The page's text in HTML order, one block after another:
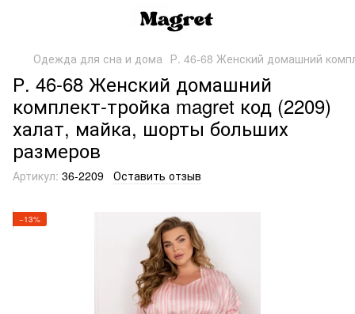
Одежда для сна и дома Р. 46-68 Женский домашний
Р. 46-68 Женский домашний
комплект-тройка magret код (2209)
халат, майка, шорты больших
размеров
Артикул: 36-2209 Оставить отзыв
−13%